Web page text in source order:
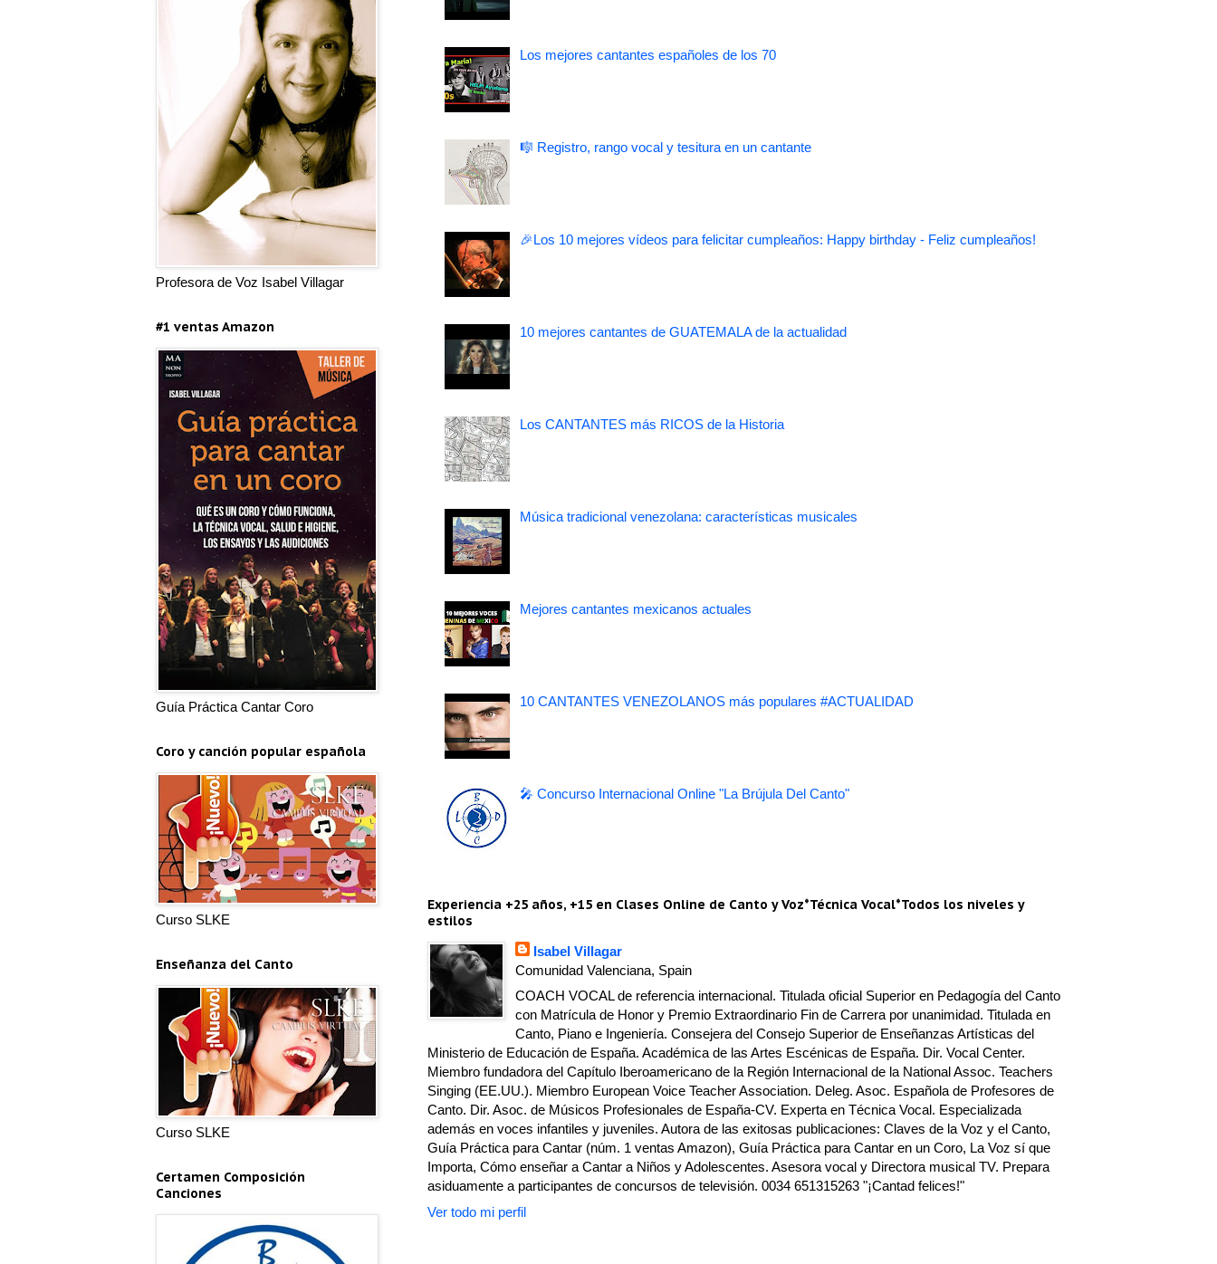
Los mejores cantantes españoles de los 70
🎼 Registro, rango vocal y tesitura en un cantante
🎉Los 10 mejores vídeos para felicitar cumpleaños: Happy birthday - Feliz cumpleaños!
10 mejores cantantes de GUATEMALA de la actualidad
Los CANTANTES más RICOS de la Historia
Música tradicional venezolana: características musicales
Mejores cantantes mexicanos actuales
10 CANTANTES VENEZOLANOS más populares #ACTUALIDAD
🎤 Concurso Internacional Online "La Brújula Del Canto"
Experiencia +25 años, +15 en Clases Online de Canto y Voz*Técnica Vocal*Todos los niveles y
estilos
Isabel Villagar
Comunidad Valenciana, Spain
COACH VOCAL de referencia internacional. Titulada oficial Superior en Pedagogía del Canto
con Matrícula de Honor y Premio Extraordinario Fin de Carrera por unanimidad. Titulada en
Canto, Piano e Ingeniería. Consejera del Consejo Superior de Enseñanzas Artísticas del
Ministerio de Educación de España. Académica de las Artes Escénicas de España. Dir. Vocal Center.
Miembro fundadora del Capítulo Iberoamericano de la Región Internacional de la National Assoc. Teachers
Singing (EE.UU.). Miembro European Voice Teacher Association. Deleg. Asoc. Española de Profesores de
Canto. Dir. Asoc. de Músicos Profesionales de España-CV. Experta en Técnica Vocal. Especializada
además en voces infantiles y juveniles. Autora de las exitosas publicaciones: Claves de la Voz y el Canto,
Guía Práctica para Cantar (núm. 1 ventas Amazon), Guía Práctica para Cantar en un Coro, La Voz sí que
Importa, Cómo enseñar a Cantar a Niños y Adolescentes. Asesora vocal y Directora musical TV. Prepara
asiduamente a participantes de concursos de televisión. 0034 651315263 "¡Cantad felices!"
Ver todo mi perfil
Profesora de Voz Isabel Villagar
#1 ventas Amazon
Guía Práctica Cantar Coro
Coro y canción popular española
Curso SLKE
Enseñanza del Canto
Curso SLKE
Certamen Composición
Canciones